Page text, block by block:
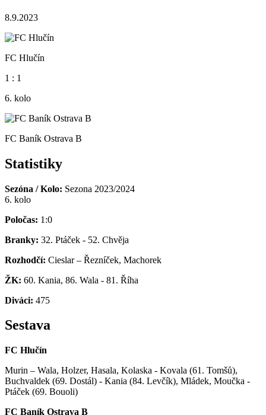
8.9.2023
FC Hlučín
1 : 1
6. kolo
FC Baník Ostrava B
Statistiky
Sezóna / Kolo: Sezona 2023/2024
6. kolo
Poločas: 1:0
Branky: 32. Ptáček - 52. Chvěja
Rozhodčí: Cieslar – Řezníček, Machorek
ŽK: 60. Kania, 86. Wala - 81. Říha
Diváci: 475
Sestava
FC Hlučín
Murin – Wala, Holzer, Hasala, Kolaska - Kovala (61. Tomšů),
Buchvaldek (69. Dostál) - Kania (84. Levčík), Mládek, Moučka -
Ptáček (69. Bouoli)
FC Baník Ostrava B